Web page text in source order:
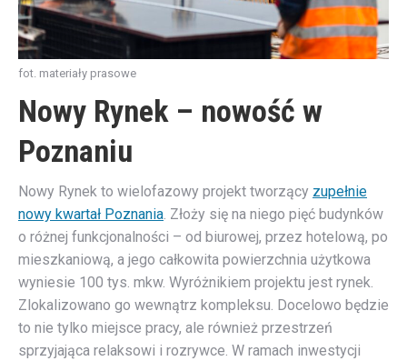
fot. materiały prasowe
Nowy Rynek – nowość w
Poznaniu
Nowy Rynek to wielofazowy projekt tworzący zupełnie
nowy kwartał Poznania. Złoży się na niego pięć budynków
o różnej funkcjonalności – od biurowej, przez hotelową, po
mieszkaniową, a jego całkowita powierzchnia użytkowa
wyniesie 100 tys. mkw. Wyróżnikiem projektu jest rynek.
Zlokalizowano go wewnątrz kompleksu. Docelowo będzie
to nie tylko miejsce pracy, ale również przestrzeń
sprzyjająca relaksowi i rozrywce. W ramach inwestycji